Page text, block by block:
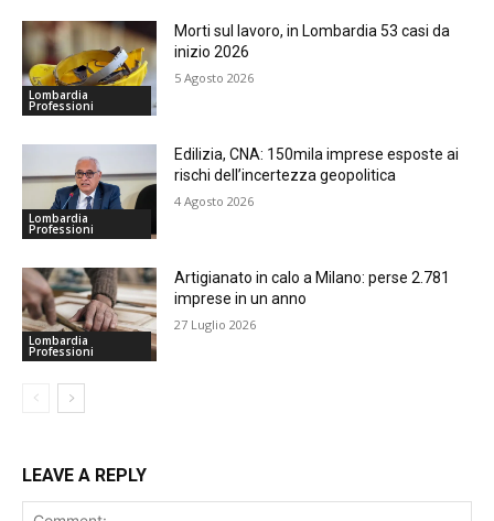
Lombardia
Professioni
Morti sul lavoro, in Lombardia 53 casi da
inizio 2026
5 Agosto 2026
Lombardia
Professioni
Edilizia, CNA: 150mila imprese esposte ai
rischi dell’incertezza geopolitica
4 Agosto 2026
Lombardia
Professioni
Artigianato in calo a Milano: perse 2.781
imprese in un anno
27 Luglio 2026
LEAVE A REPLY